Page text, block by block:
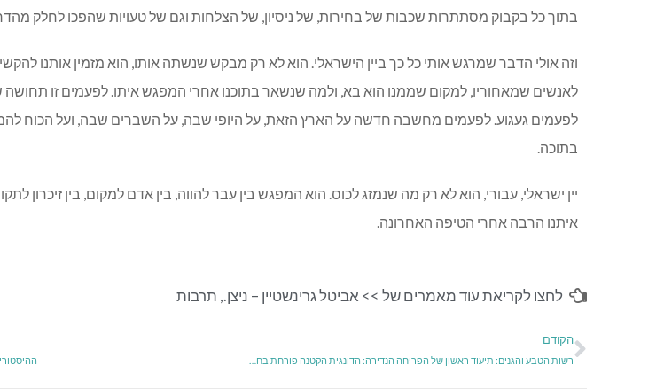
בתוך כל בקבוק מסתתרות שכבות של בחירות, של ניסיון, של הצלחות וגם של טעויות שהפכו לחלק
וזה אולי הדבר שמרגש אותי כל כך ביין הישראלי. הוא לא רק מבקש שנשתה אותו, הוא מזמין אותנו
לאנשים שמאחוריו, למקום שממנו הוא בא, ולמה שנשאר בתוכנו אחרי המפגש איתו. לפעמים זו תחושה
לפעמים געגוע. לפעמים מחשבה חדשה על הארץ הזאת, על היופי שבה, על השברים שבה, ועל הכוח
בתוכה.
יין ישראלי, עבורי, הוא לא רק מה שנמזג לכוס. הוא המפגש בין עבר להווה, בין אדם למקום, בין זיכרון
איתנו הרבה אחרי הטיפה האחרונה.
לחצו לקריאת עוד מאמרים של >> אביטל גרינשטיין – ניצן., תרבות
הקודם